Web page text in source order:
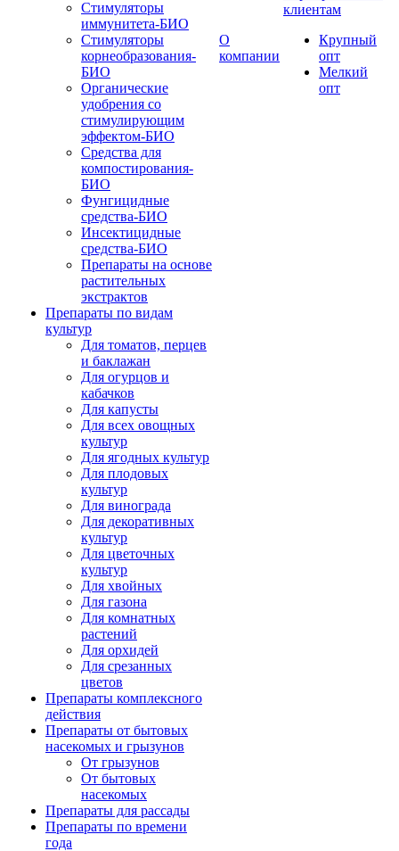
Стимуляторы
иммунитета-БИО
Стимуляторы
корнеобразования-
БИО
Органические
удобрения со
стимулирующим
эффектом-БИО
Средства для
компостирования-
БИО
Фунгицидные
средства-БИО
Инсектицидные
средства-БИО
Препараты на основе
растительных
экстрактов
Препараты по видам
культур
Для томатов, перцев
и баклажан
Для огурцов и
кабачков
Для капусты
Для всех овощных
культур
Для ягодных культур
Для плодовых
культур
Для винограда
Для декоративных
культур
Для цветочных
культур
Для хвойных
Для газона
Для комнатных
растений
Для орхидей
Для срезанных
цветов
Препараты комплексного
действия
Препараты от бытовых
насекомых и грызунов
От грызунов
От бытовых
насекомых
Препараты для рассады
Препараты по времени
года
О
компании
клиентам
Крупный
опт
Мелкий
опт